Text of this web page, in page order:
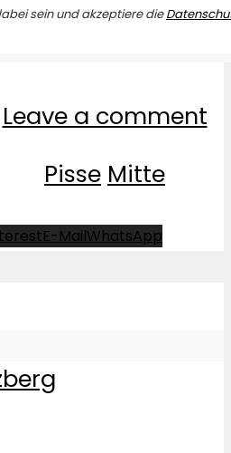
sein und akzeptiere die
Leave a comment
Pisse Mitte
E-MailWhatsApp